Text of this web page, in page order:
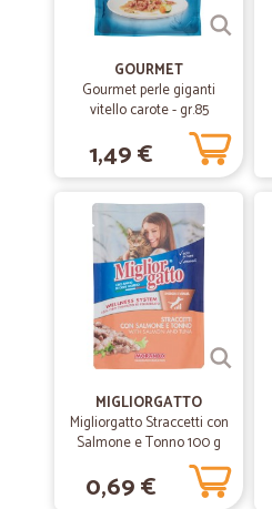
GOURMET
Gourmet perle giganti
vitello carote - gr.85
1,49 €
MIGLIORGATTO
Migliorgatto Straccetti con
Salmone e Tonno 100 g
0,69 €